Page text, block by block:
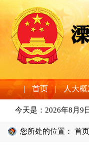
| 首页 | 人大
今天是： 2026年8月9
您所处的位置： 首页